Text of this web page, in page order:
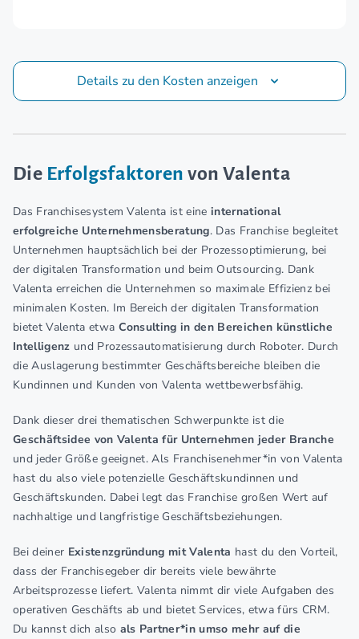
Details zu den Kosten anzeigen
Die Erfolgsfaktoren von Valenta
Das Franchisesystem Valenta ist eineinternational
erfolgreiche Unternehmensberatung. Das Franchise begleitet
Unternehmen hauptsächlich bei der Prozessoptimierung, bei
der digitalen Transformation und beim Outsourcing. Dank
Valenta erreichen die Unternehmen so maximale Effizienz bei
minimalen Kosten. Im Bereich der digitalen Transformation
bietet Valenta etwa Consulting in den Bereichen künstliche
Intelligenz und Prozessautomatisierung durch Roboter. Durch
die Auslagerung bestimmter Geschäftsbereiche bleiben die
Kundinnen und Kunden von Valenta wettbewerbsfähig.
Dank dieser drei thematischen Schwerpunkte ist die
Geschäftsidee von Valenta für Unternehmen jeder Branche
und jeder Größe geeignet. Als Franchisenehmer*in von Valenta
hast du also viele potenzielle Geschäftskundinnen und
Geschäftskunden. Dabei legt das Franchise großen Wert auf
nachhaltige und langfristige Geschäftsbeziehungen.
Bei deiner Existenzgründung mit Valenta hast du den Vorteil,
dass der Franchisegeber dir bereits viele bewährte
Arbeitsprozesse liefert. Valenta nimmt dir viele Aufgaben des
operativen Geschäfts ab und bietet Services, etwa fürs CRM.
Du kannst dich also als Partner*in umso mehr auf die